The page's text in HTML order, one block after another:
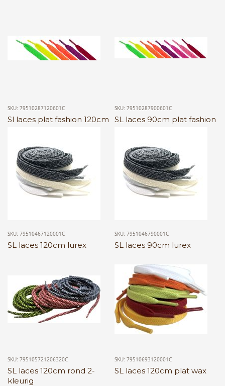
SKU: 79510287120601C
Sl laces plat fashion 120cm
SKU: 79510287900601C
SL laces 90cm plat fashion
SKU: 79510467120001C
SL laces 120cm lurex
SKU: 7951046790001C
SL laces 90cm lurex
SKU: 795105721206320C
SL laces 120cm rond 2-
kleurig
SKU: 79510693120001C
SL laces 120cm plat wax